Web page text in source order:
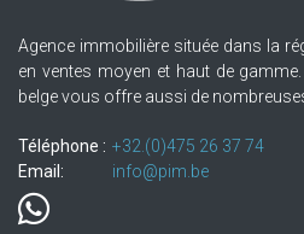
Agence immobilière située dans la
en ventes moyen et haut de
belge vous offre aussi de
Téléphone : +32.(0)475 26 37 74
Email:
info@pim.be